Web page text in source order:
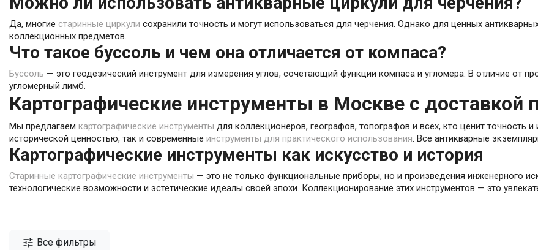
Да, многие старинные циркули сохранили точность и могут использоваться для черчения. Однако для ценных
коллекционных предметов.
Что такое буссоль и чем она отличается от компаса?
Буссоль — это геодезический инструмент для измерения углов, сочетающий функции компаса и угломера. В отличие от
угломерный лимб.
Картографические инструменты в Москве с доставкой
Мы предлагаем картографические инструменты для коллекционеров, географов, топографов и всех, кто ценит точность
исторической ценностью, так и современные инструменты для практического использования. Все антикварные
Картографические инструменты как искусство и история
Старинные картографические инструменты — это не только функциональные приборы, но и произведения инженерного
технологические возможности и эстетические идеалы своей эпохи. Коллекционирование этих инструментов — это
 Все фильтры